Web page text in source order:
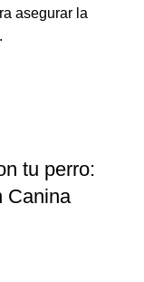
asegurar la
tu perro:
Canina